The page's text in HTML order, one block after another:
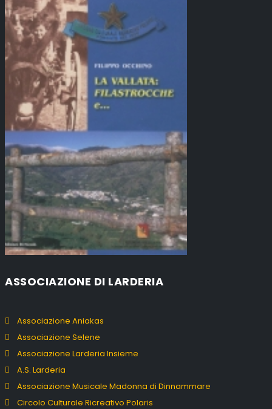
ASSOCIAZIONE DI LARDERIA
Associazione Aniakas
Associazione Selene
Associazione Larderia Insieme
A.S. Larderia
Associazione Musicale Madonna di Dinnammare
Circolo Culturale Ricreativo Polaris